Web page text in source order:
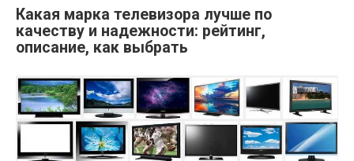
Какая марка телевизора лучше по
качеству и надежности: рейтинг,
описание, как выбрать